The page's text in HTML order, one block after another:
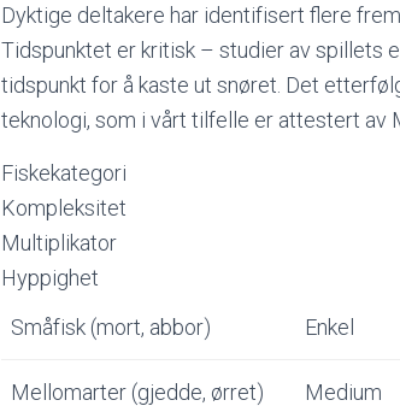
Dyktige deltakere har identifisert flere
Tidspunktet er kritisk – studier av spillets
tidspunkt for å kaste ut snøret. Det
teknologi, som i vårt tilfelle er attestert av
Fiskekategori
Kompleksitet
Multiplikator
Hyppighet
Småfisk (mort, abbor)
Enkel
Mellomarter (gjedde, ørret) Medium